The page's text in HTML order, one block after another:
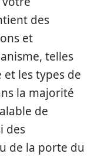
des
et
telles
et les types de
la majorité
de
des
de la porte du